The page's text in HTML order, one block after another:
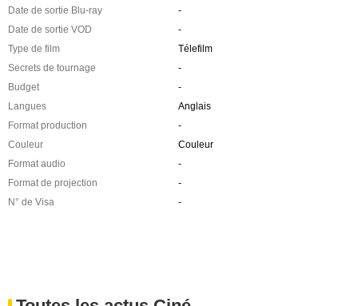
Date de sortie Blu-ray
-
Date de sortie VOD
-
Type de film
Télefilm
Secrets de tournage
-
Budget
-
Langues
Anglais
Format production
-
Couleur
Couleur
Format audio
-
Format de projection
-
N° de Visa
-